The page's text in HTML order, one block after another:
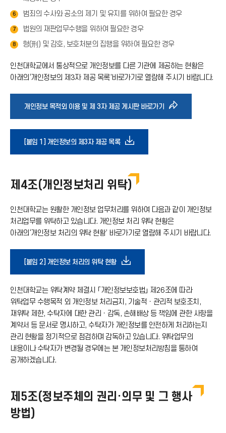
6 범죄의 수사와 공소의 제기 및 유지를 위하여 필요한 경우
7 법원의 재판업무수행을 위하여 필요한 경우
8 형(刑) 및 감호, 보호처분의 집행을 위하여 필요한 경우
인천대학교에서 통상적으로 개인정보를 다른 기관에 제공하는 현황은
아래의‘개인정보의 제3자 제공 목록’바로가기로 열람해 주시기 바랍니다.
개인정보 목적외 이용 및 제 3자 제공 게시판 바로가기 바
아
이
[붙임 1] 개인정보의 제3자 제공 목록다
로
드
콘
제4조(개인정보처리 위탁)
인천대학교는 원활한 개인정보 업무처리를 위하여 다음과 같이 개인정보
처리업무를 위탁하고 있습니다. 개인정보 처리 위탁 현황은
아래의‘개인정보 처리의 위탁 현황’ 바로가기로 열람해 주시기 바랍니다.
[붙임 2] 개인정보 처리의 위탁 현황다
운
로
드
인천대학교는 위탁계약 체결시 「개인정보보호법」 제26조에 따라
위탁업무 수행목적 외 개인정보 처리금지, 기술적ㆍ관리적 보호조치,
재위탁 제한, 수탁자에 대한 관리ㆍ감독, 손해배상 등 책임에 관한 사항을
계약서 등 문서로 명시하고, 수탁자가 개인정보를 안전하게 처리하는지
관리 현황을 정기적으로 점검하며 감독하고 있습니다. 위탁업무의
내용이나 수탁자가 변경될 경우에는 본 개인정보처리방침을 통하여
공개하겠습니다.
제5조(정보주체의 권리·의무 및 그 행사
방법)